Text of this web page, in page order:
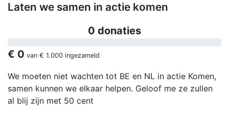
Laten we samen in actie komen
0 donaties
€ 0 van € 1.000 ingezameld
We moeten niet wachten tot BE en NL in actie Komen,
samen kunnen we elkaar helpen. Geloof me ze zullen
al blij zijn met 50 cent